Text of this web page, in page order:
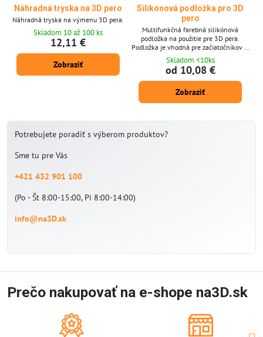
Náhradná tryska na 3D pero
Náhradná tryska na výmenu 3D pera.
Skladom 10 až 100 ks
12,11 €
Zobraziť
Silikonová podložka pro 3D
pero
Multifunkčná farebná silikónová
podložka na použitie pre 3D pera.
Podložka je vhodná pre začiatočníkov aj
pre odborníkov, pre deti a dospelých.
Flexibilná podložka, ľahké použitie. Na
podložke sú rôzne geometrické tvary v
rôznych veľkostiach. Práca s 3D perom si
vyžaduje určitú zručnosť a stabilnú ruku v
práci. Podložka pomôže urobiť prácu s 3D
Skladom <10ks
od 10,08 €
Zobraziť
Potrebujete poradiť s výberom produktov?
Sme tu pre Vás
+421 432 901 100
(Po - Št 8:00-15:00, Pi 8:00-14:00)
info@na3D.sk
Prečo nakupovať na e-shope na3D.sk